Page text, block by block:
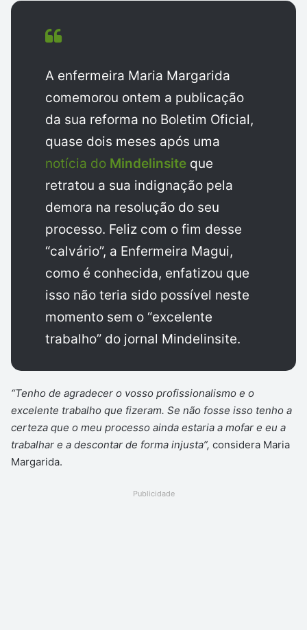
A enfermeira Maria Margarida
comemorou ontem a publicação
da sua reforma no Boletim Oficial,
quase dois meses após uma
notícia do Mindelinsite que
retratou a sua indignação pela
demora na resolução do seu
processo. Feliz com o fim desse
“calvário”, a Enfermeira Magui,
como é conhecida, enfatizou que
isso não teria sido possível neste
momento sem o “excelente
trabalho” do jornal Mindelinsite.
“Tenho de agradecer o vosso profissionalismo e o
excelente trabalho que fizeram. Se não fosse isso tenho a
certeza que o meu processo ainda estaria a mofar e eu a
trabalhar e a descontar de forma injusta”, considera Maria
Margarida.
Publicidade